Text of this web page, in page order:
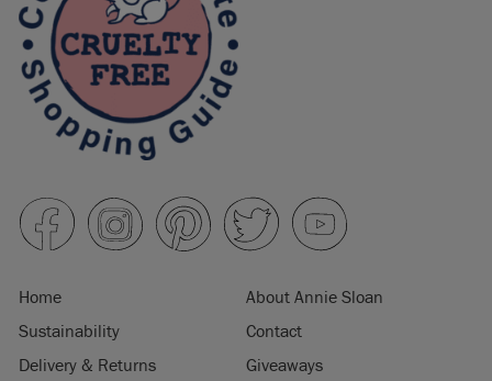
Home
About Annie Sloan
Sustainability
Contact
Delivery & Returns
Giveaways